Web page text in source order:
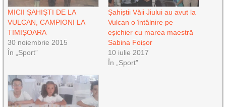
MICII ȘAHIȘTI DE LA
VULCAN, CAMPIONI LA
TIMIȘOARA
30 noiembrie 2015
În „Sport”
Șahiștii Văii Jiului au avut la
Vulcan o întâlnire pe
eșichier cu marea maestră
Sabina Foișor
10 iulie 2017
În „Sport”